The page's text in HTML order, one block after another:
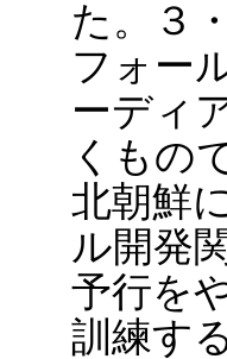
た。３
フォー
ーディ
くもの
北朝鮮
ル開発
予行を
訓練す